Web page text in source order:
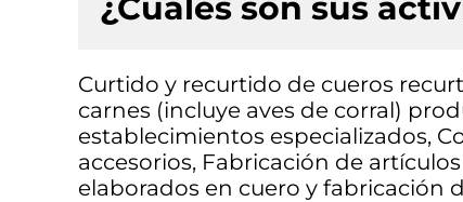
¿Cuáles son sus
Curtido y recurtido de cueros
carnes (incluye aves de corral)
establecimientos especializados,
accesorios, Fabricación de
elaborados en cuero y fabricación